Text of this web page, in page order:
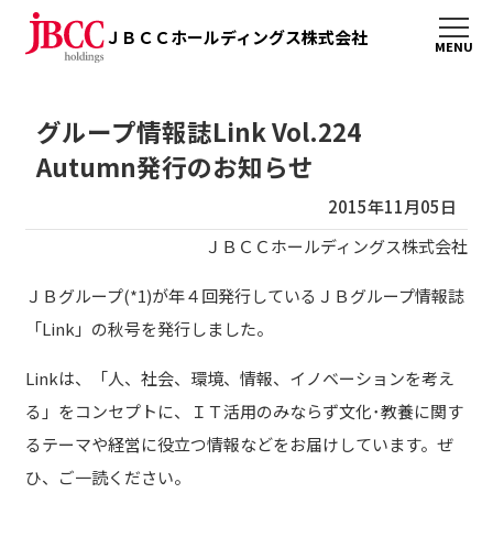
ＪＢＣＣホールディングス株式会社
グループ情報誌Link Vol.224
Autumn発行のお知らせ
2015年11月05日
ＪＢＣＣホールディングス株式会社
ＪＢグループ(*1)が年４回発行しているＪＢグループ情報誌
「Link」の秋号を発行しました。
Linkは、「人、社会、環境、情報、イノベーションを考え
る」をコンセプトに、ＩＴ活用のみならず文化･教養に関す
るテーマや経営に役立つ情報などをお届けしています。ぜ
ひ、ご一読ください。